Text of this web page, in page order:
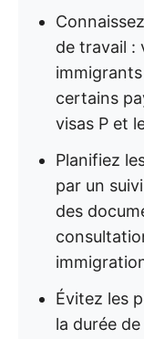
de travail :
certains
visas P et
Planifiez
par un
des
Évitez les
la durée